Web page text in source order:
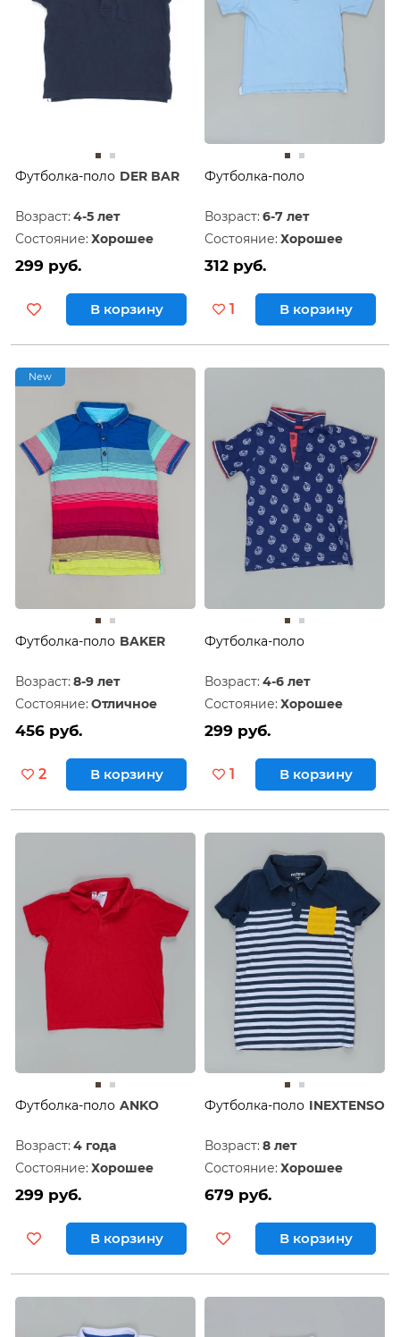
Футболка-поло DER BAR
Возраст: 4-5 лет
Состояние: Хорошее
299 руб.
В корзину
Футболка-поло
Возраст: 6-7 лет
Состояние: Хорошее
312 руб.
1 В корзину
New
Футболка-поло BAKER
Возраст: 8-9 лет
Состояние: Отличное
456 руб.
2 В корзину
Футболка-поло
Возраст: 4-6 лет
Состояние: Хорошее
299 руб.
1 В корзину
Футболка-поло ANKO
Возраст: 4 года
Состояние: Хорошее
299 руб.
В корзину
Футболка-поло INEXTENSO
Возраст: 8 лет
Состояние: Хорошее
679 руб.
В корзину